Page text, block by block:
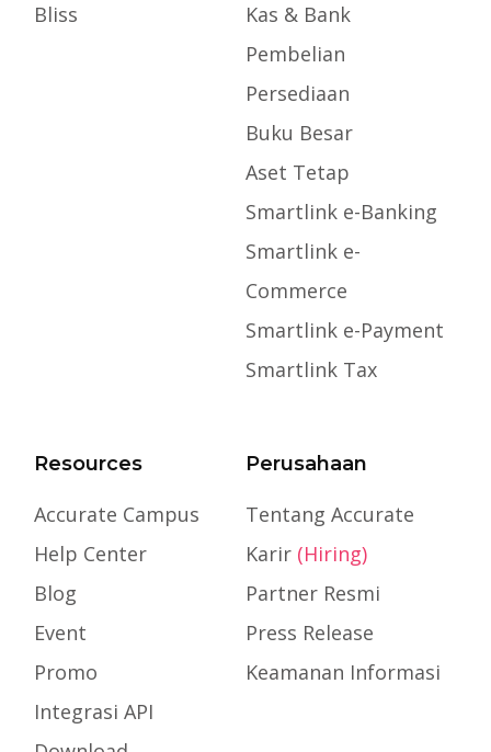
Bliss
Kas & Bank
Pembelian
Persediaan
Buku Besar
Aset Tetap
Smartlink e-Banking
Smartlink e-
Commerce
Smartlink e-Payment
Smartlink Tax
Resources
Accurate Campus
Help Center
Blog
Event
Promo
Integrasi API
Perusahaan
Tentang Accurate
Karir (Hiring)
Partner Resmi
Press Release
Keamanan Informasi